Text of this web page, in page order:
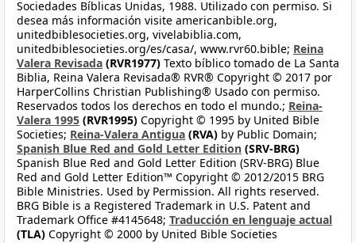
Sociedades Bíblicas Unidas, 1988. Utilizado con permiso. Si
desea más información visite americanbible.org,
unitedbiblesocieties.org, vivelabiblia.com,
unitedbiblesocieties.org/es/casa/, www.rvr60.bible; Reina
Valera Revisada (RVR1977) Texto bíblico tomado de La Santa
Biblia, Reina Valera Revisada® RVR® Copyright © 2017 por
HarperCollins Christian Publishing® Usado con permiso.
Reservados todos los derechos en todo el mundo.; Reina-
Valera 1995 (RVR1995) Copyright © 1995 by United Bible
Societies; Reina-Valera Antigua (RVA) by Public Domain;
Spanish Blue Red and Gold Letter Edition (SRV-BRG)
Spanish Blue Red and Gold Letter Edition (SRV-BRG) Blue
Red and Gold Letter Edition™ Copyright © 2012/2015 BRG
Bible Ministries. Used by Permission. All rights reserved.
BRG Bible is a Registered Trademark in U.S. Patent and
Trademark Office #4145648; Traducción en lenguaje actual
(TLA) Copyright © 2000 by United Bible Societies